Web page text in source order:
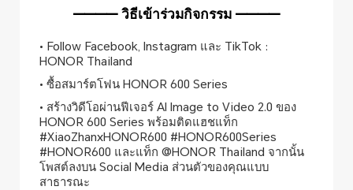
———— วิธีเข้าร่วมกิจกรรม ————
• Follow Facebook, Instagram และ TikTok :
HONOR Thailand
• ซื้อสมาร์ตโฟน HONOR 600 Series
• สร้างวิดีโอผ่านฟีเจอร์ AI Image to Video 2.0 ของ
HONOR 600 Series พร้อมติดแฮชแท็ก
#XiaoZhanxHONOR600 #HONOR600Series
#HONOR600 และแท็ก @HONOR Thailand จากนั้น
โพสต์ลงบน Social Media ส่วนตัวของคุณแบบ
สาธารณะ